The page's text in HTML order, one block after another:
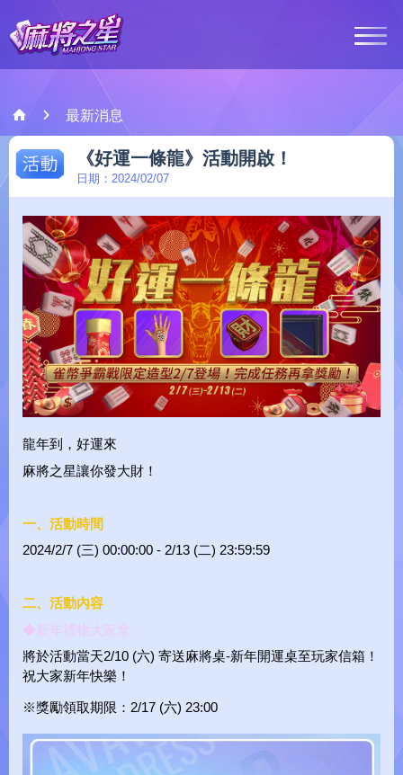
最新消息
遊戲介紹
客服中心
會員登入
Google Play立
最新消息
活動 《好運一條龍》活動開啟！
日期：2024/02/07
龍年到，好運來
麻將之星讓你發大財！
一、活動時間
2024/2/7 (三) 00:00:00 - 2/13 (二) 23:59:59
二、活動內容
◆新年禮物大家拿
將於活動當天2/10 (六) 寄送麻將桌-新年開運桌至玩家信箱！
祝大家新年快樂！
※獎勵領取期限： 2/17 (六) 23:00